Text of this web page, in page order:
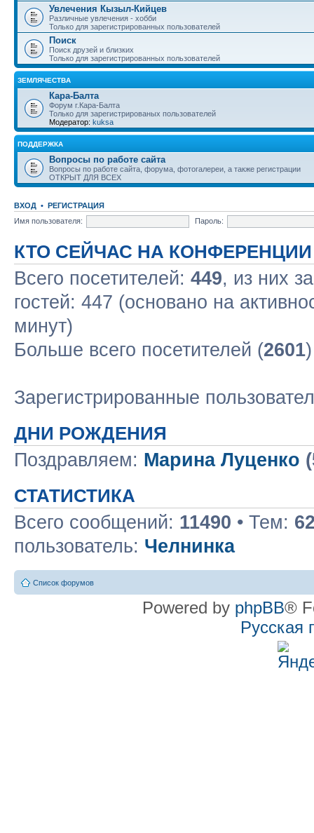
Увлечения Кызыл-Кийцев
Различные увлечения - хобби
Только для зарегистрированных пользователей
Поиск
Поиск друзей и близких
Только для зарегистрированных пользователей
ЗЕМЛЯЧЕСТВА
Кара-Балта
Форум г.Кара-Балта
Только для зарегистрированых пользователей
Модератор: kuksa
ПОДДЕРЖКА
Вопросы по работе сайта
Вопросы по работе сайта, форума, фотогалереи, а также регистрации
ОТКРЫТ ДЛЯ ВСЕХ
ВХОД • РЕГИСТРАЦИЯ
Имя пользователя:
Пароль:
КТО СЕЙЧАС НА КОНФЕРЕНЦИИ
Всего посетителей: 449, из них
гостей: 447 (основано на
минут)
Больше всего посетителей (2601
Зарегистрированные
ДНИ РОЖДЕНИЯ
Поздравляем: Марина Луценко
СТАТИСТИКА
Всего сообщений: 11490 • Тем:
пользователь: Челнинка
Список форумов
Powered by phpBB®
Русская